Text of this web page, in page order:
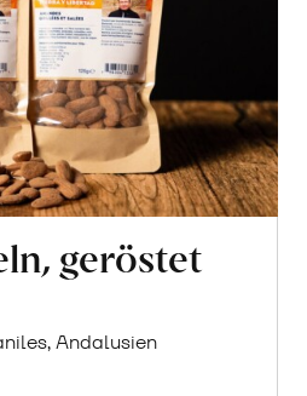
geröstet
Andalusien